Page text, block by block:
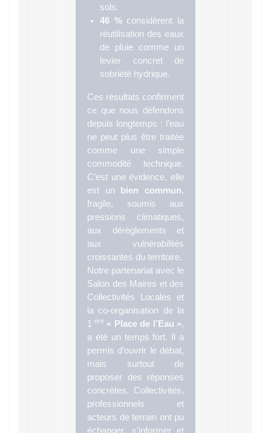
sols.
46 %considèrent la
réutilisation des eaux
de pluie comme un
levier concret de
sobriété hydrique.
Ces résultats confirment
ce que nous défendons
depuis longtemps : l’eau
ne peut plus être traitée
comme une simple
commodité technique.
C’est une évidence, elle
est un bien commun,
fragile, soumis aux
pressions climatiques,
aux dérèglements et
aux vulnérabilités
croissantes du territoire.
Notre partenariat avec le
Salon des Maires et des
Collectivités Locales et
la co-organisation de la
1 ère « Place de l’Eau »,
a été un temps fort. Il a
permis d’ouvrir le débat,
mais surtout de
proposer des réponses
concrètes. Collectivités,
professionnels et
acteurs de terrain ont pu
échanger, s’informer et